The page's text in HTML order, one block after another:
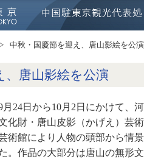
中秋・国慶節を迎え、唐山影絵を公演
、唐山影絵を公演
24日から10月2日にかけて、
化財・唐山皮影（かげえ）芸
術館により人物の頭部から情
。作品の大部分は唐山の無形